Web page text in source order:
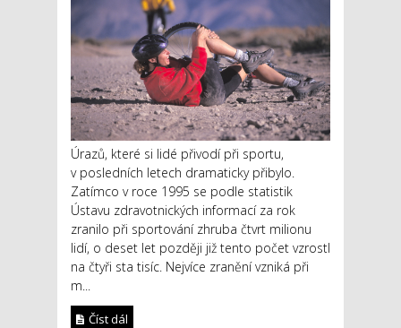
Úrazů, které si lidé přivodí při sportu,
v posledních letech dramaticky přibylo.
Zatímco v roce 1995 se podle statistik
Ústavu zdravotnických informací za rok
zranilo při sportování zhruba čtvrt milionu
lidí, o deset let později již tento počet vzrostl
na čtyři sta tisíc. Nejvíce zranění vzniká při
m...
Číst dál